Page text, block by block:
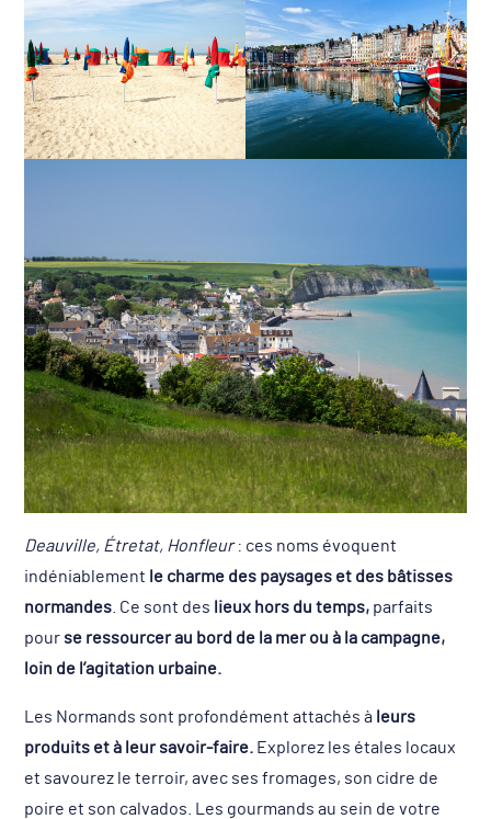
Deauville, Étretat, Honfleur: ces noms évoquent
indéniablement le charme des paysages et des bâtisses
normandes . Ce sont des lieux hors du temps, parfaits
pour se ressourcer au bord de la mer ou à la campagne,
loin de l’agitation urbaine.
Les Normands sont profondément attachés à leurs
produits et à leur savoir-faire. Explorez les étales locaux
et savourez le terroir, avec ses fromages, son cidre de
poire et son calvados. Les gourmands au sein de votre